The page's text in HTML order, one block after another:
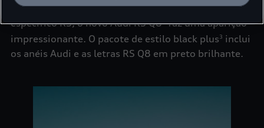
Em efeito pérola cinzento Daytona3e com design
específico RS, o novo Audi RS Q8 faz uma aparição
impressionante. O pacote de estilo black plus3 inclui
os anéis Audi e as letras RS Q8 em preto brilhante.